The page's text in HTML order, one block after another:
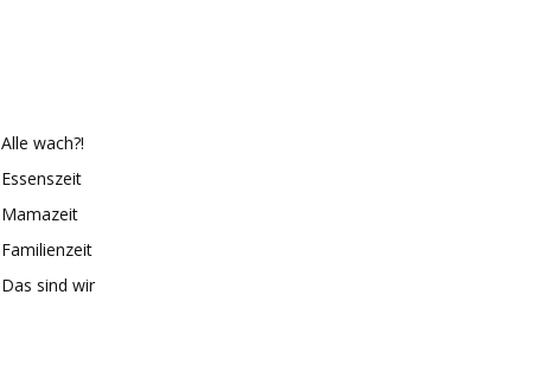
Alle wach?!
Essenszeit
Mamazeit
Familienzeit
Das sind wir